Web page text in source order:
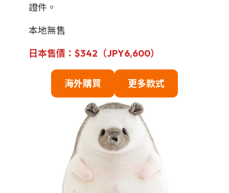
證件。
本地無售
日本售價：$342（JPY6,600）
海外購買 更多款式